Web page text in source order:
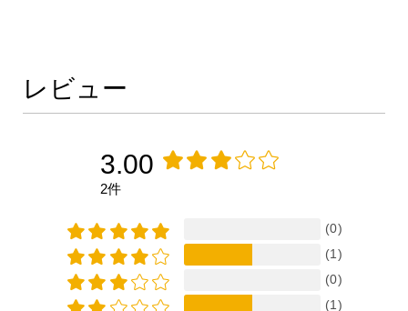
レビュー
3.00
2件
(0)
(1)
(0)
(1)